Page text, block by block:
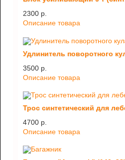
2300 p.
Описание товара
Удлинитель поворотного
3500 p.
Описание товара
Трос синтетический для
4700 p.
Описание товара